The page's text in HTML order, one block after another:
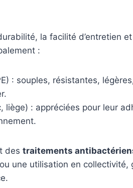
la facilité d’entretien
:
: souples, résistantes,
liège) : appréciées pour leur
des traitements
une utilisation en collectivité,